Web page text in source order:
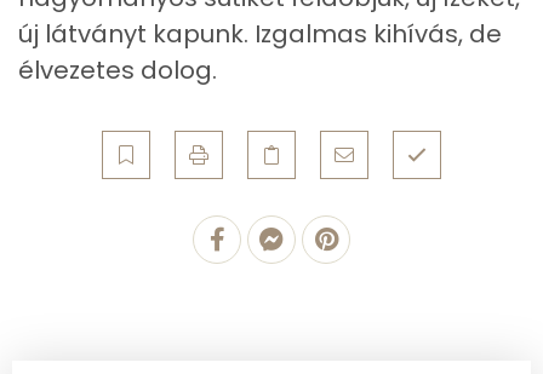
Foszfor
444 mg
Nátrium
Mangán
5 mg
új látványt kapunk. Izgalmas kihívás, de
élvezetes dolog.